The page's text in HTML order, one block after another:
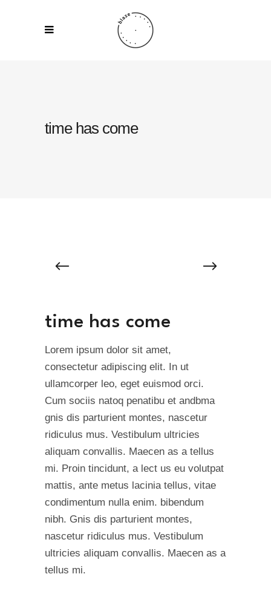
time has come
time has come
Lorem ipsum dolor sit amet,
consectetur adipiscing elit. In ut
ullamcorper leo, eget euismod orci.
Cum sociis natoq penatibu et andbma
gnis dis parturient montes, nascetur
ridiculus mus. Vestibulum ultricies
aliquam convallis. Maecen as a tellus
mi. Proin tincidunt, a lect us eu volutpat
mattis, ante metus lacinia tellus, vitae
condimentum nulla enim. bibendum
nibh. Gnis dis parturient montes,
nascetur ridiculus mus. Vestibulum
ultricies aliquam convallis. Maecen as a
tellus mi.